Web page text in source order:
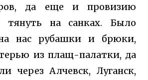
да еще и провизию
тянуть на санках. Было
нас рубашки и брюки,
из плащ-палатки, да
через Алчевск, Луганск,